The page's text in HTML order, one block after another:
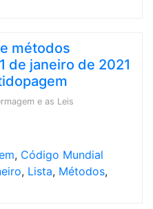
métodos
de janeiro de 2021
e as Leis
, Código Mundial
, Lista, Métodos,